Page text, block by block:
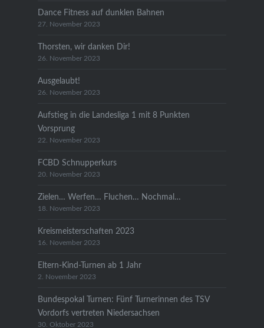
Dance Fitness auf dunklen Bahnen
27. November 2023
Thorsten, wir danken Dir!
26. November 2023
Ausgelaubt!
26. November 2023
Aufstieg in die Landesliga 1 mit 8 Punkten
Vorsprung
22. November 2023
FCBD Schnupperkurs
20. November 2023
Zielen… Werfen… Fluchen… Nochmal…
18. November 2023
Kreismeisterschaften 2023
16. November 2023
Eltern-Kind-Turnen ab 1 Jahr
2. November 2023
Bundespokal Turnen: Fünf Turnerinnen des TSV
Vordorfs vertreten Niedersachsen
30. Oktober 2023